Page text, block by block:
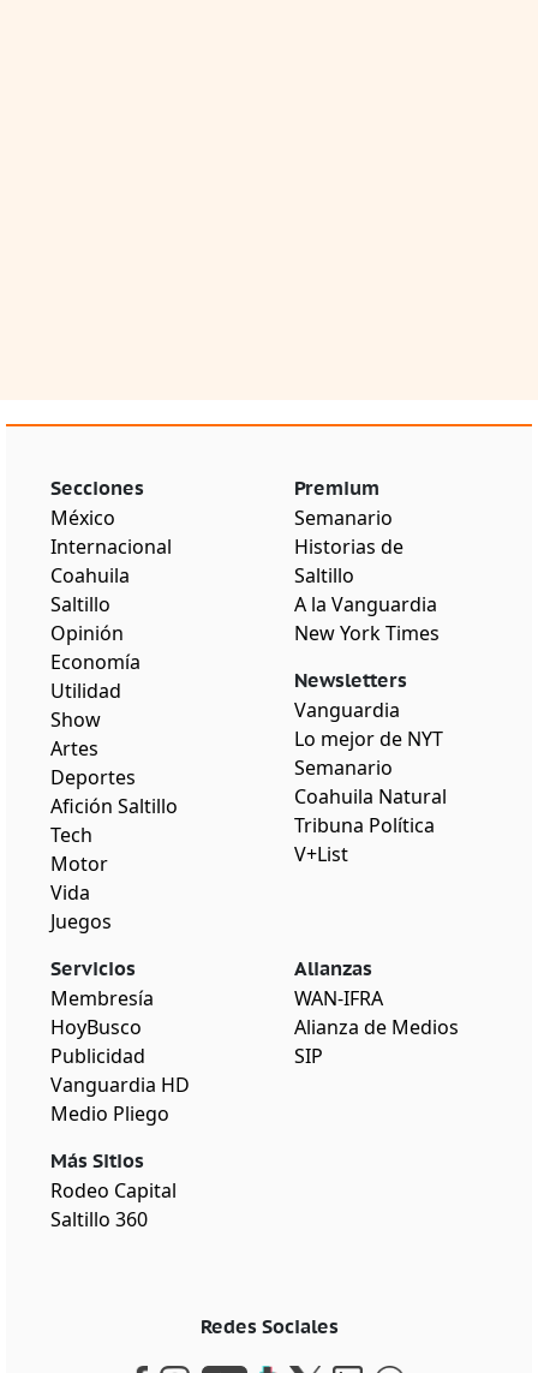
Secciones
México
Internacional
Coahuila
Saltillo
Opinión
Economía
Utilidad
Show
Artes
Deportes
Afición Saltillo
Tech
Motor
Vida
Juegos
Premium
Semanario
Historias de
Saltillo
A la Vanguardia
New York Times
Newsletters
Vanguardia
Lo mejor de NYT
Semanario
Coahuila Natural
Tribuna Política
V+List
Servicios
Membresía
HoyBusco
Publicidad
Vanguardia HD
Medio Pliego
Más Sitios
Rodeo Capital
Saltillo 360
Alianzas
WAN-IFRA
Alianza de Medios
SIP
Redes Sociales